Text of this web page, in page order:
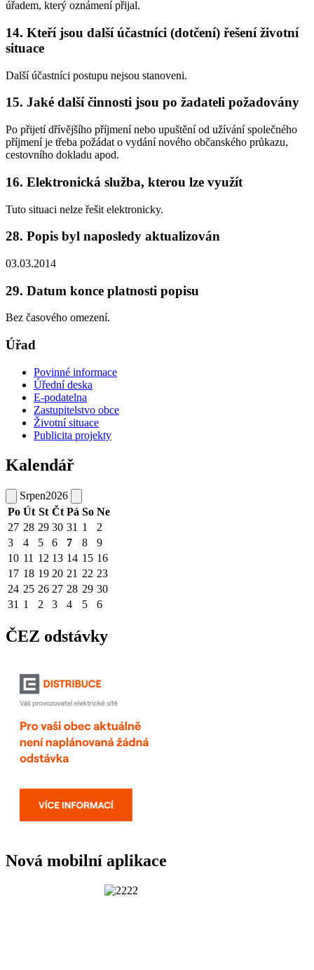
úřadem, který oznámení přijal.
14. Kteří jsou další účastníci (dotčení) řešení životní
situace
Další účastníci postupu nejsou stanoveni.
15. Jaké další činnosti jsou po žadateli požadovány
Po přijetí dřívějšího příjmení nebo upuštění od užívání společného
příjmení je třeba požádat o vydání nového občanského průkazu,
cestovního dokladu apod.
16. Elektronická služba, kterou lze využít
Tuto situaci nelze řešit elektronicky.
28. Popis byl naposledy aktualizován
03.03.2014
29. Datum konce platnosti popisu
Bez časového omezení.
Úřad
Povinné informace
Úřední deska
E-podatelna
Zastupitelstvo obce
Životní situace
Publicita projekty
Kalendář
Srpen2026
Po Út St Čt Pá So Ne
27 28 29 30 31 1
2
3
4 5 6 7 8
9
10 11 12 13 14 15 16
17 18 19 20 21 22 23
24 25 26 27 28 29 30
31 1 2 3 4 5 6
ČEZ odstávky
Nová mobilní aplikace